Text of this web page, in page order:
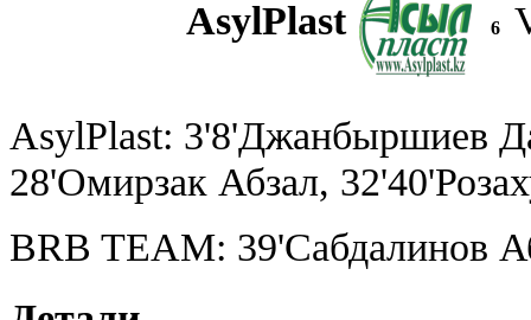
AsylPlast 6
AsylPlast: 3'8'Джанбыршиев
28'Омирзак Абзал,
BRB TEAM: 39'Сабдалинов